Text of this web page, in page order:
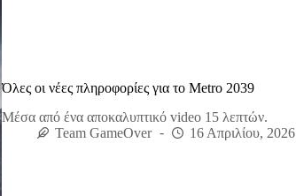
Όλες οι νέες πληροφορίες για το Metro 2039
Μέσα από ένα αποκαλυπτικό video 15 λεπτών.
Team GameOver
16 Απριλίου, 2026